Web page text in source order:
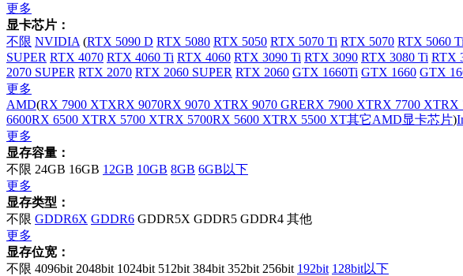
更多
显卡芯片：
不限 NVIDIA (RTX 5090 D RTX 5080 RTX 5050 RTX 5070 Ti RTX 5070 RTX 5060 Ti
SUPER RTX 4070 RTX 4060 Ti RTX 4060 RTX 3090 Ti RTX 3090 RTX 3080 Ti RTX
2070 SUPER RTX 2070 RTX 2060 SUPER RTX 2060 GTX 1660Ti GTX 1660 GTX
更多
AMD(RX 7900 XTXRX 9070RX 9070 XTRX 9070 GRERX 7900 XTRX 7700 XTRX
6600RX 6500 XTRX 5700 XTRX 5700RX 5600 XTRX 5500 XT其它AMD显卡芯片)
更多
显存容量：
不限 24GB 16GB 12GB 10GB 8GB 6GB以下
更多
显存类型：
不限 GDDR6X GDDR6 GDDR5X GDDR5 GDDR4 其他
更多
显存位宽：
不限 4096bit 2048bit 1024bit 512bit 384bit 352bit 256bit 192bit 128bit以下